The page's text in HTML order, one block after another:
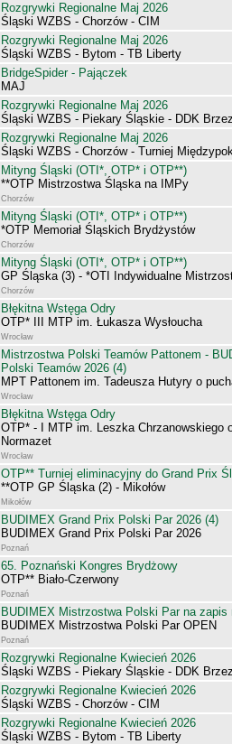
Rozgrywki Regionalne Maj 2026
Śląski WZBS - Chorzów - CIM
Rozgrywki Regionalne Maj 2026
Śląski WZBS - Bytom - TB Liberty
BridgeSpider - Pajączek
MAJ
Rozgrywki Regionalne Maj 2026
Śląski WZBS - Piekary Śląskie - DDK
Rozgrywki Regionalne Maj 2026
Śląski WZBS - Chorzów - Turniej
Mityng Śląski (OTI*, OTP* i OTP**)
**OTP Mistrzostwa Śląska na IMPy
Chorzów
Mityng Śląski (OTI*, OTP* i OTP**)
*OTP Memoriał Śląskich Brydżystów
Chorzów
Mityng Śląski (OTI*, OTP* i OTP**)
GP Śląska (3) - *OTI Indywidualne
Chorzów
Błękitna Wstęga Odry
OTP* III MTP im. Łukasza Wysłoucha
Wrocław
Mistrzostwa Polski Teamów Pattonem -
Polski Teamów 2026 (4)
MPT Pattonem im. Tadeusza Hutyry o
Wrocław
Błękitna Wstęga Odry
OTP* - I MTP im. Leszka Chrzanowskiego
Normazet
Wrocław
OTP** Turniej eliminacyjny do Grand Prix
**OTP GP Śląska (2) - Mikołów
Mikołów
BUDIMEX Grand Prix Polski Par 2026 (4)
BUDIMEX Grand Prix Polski Par 2026
Poznań
65. Poznański Kongres Brydżowy
OTP** Biało-Czerwony
Poznań
BUDIMEX Mistrzostwa Polski Par na zapis
BUDIMEX Mistrzostwa Polski Par OPEN
Poznań
Rozgrywki Regionalne Kwiecień 2026
Śląski WZBS - Piekary Śląskie - DDK
Rozgrywki Regionalne Kwiecień 2026
Śląski WZBS - Chorzów - CIM
Rozgrywki Regionalne Kwiecień 2026
Śląski WZBS - Bytom - TB Liberty